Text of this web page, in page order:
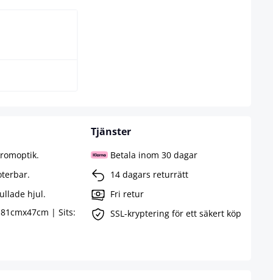
hjul.
| Sits:
Tjänster
Betala inom 30 dagar
14 dagars returrätt
Fri retur
SSL-kryptering för ett säkert köp